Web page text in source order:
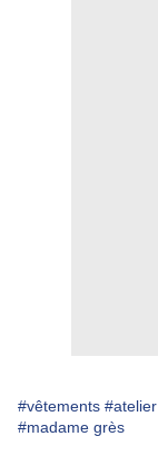
#vêtements #atelier
#madame grès